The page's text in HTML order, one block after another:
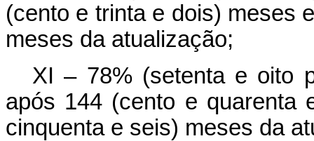
(cento e trinta e dois) meses
meses da atualização;
XI – 78% (setenta e oito
após 144 (cento e quarenta
cinquenta e seis) meses da